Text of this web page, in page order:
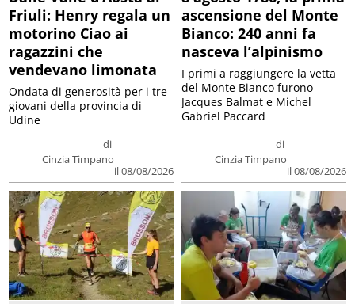
Friuli: Henry regala un
motorino Ciao ai
ragazzini che
vendevano limonata
di
Cinzia Timpano
il 08/08/2026
Ondata di generosità per i tre
giovani della provincia di
Udine
ascensione del Monte
Bianco: 240 anni fa
nasceva l’alpinismo
di
Cinzia Timpano
il 08/08/2026
I primi a raggiungere la vetta
del Monte Bianco furono
Jacques Balmat e Michel
Gabriel Paccard